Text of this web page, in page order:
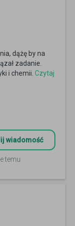
dążę by na
zadanie.
i chemii. Czytaj
wiadomość
temu